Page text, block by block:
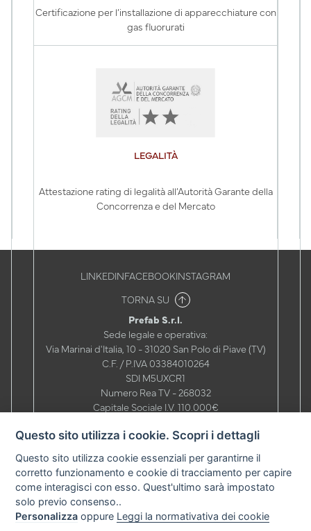
Certificazione per l’installazione di apparecchiature con
gas fluorurati
LEGALITÀ
Attestazione rating di legalità all’Autorità Garante della
Concorrenza e del Mercato
TORNA SU
Prefab S.r.l.
Sede legale e operativa:
Via Marinai d'Italia, 10 - 31020 San Polo di Piave (TV)
C.F. / P.IVA 03384010264
SDI M5UXCR1
Numero Rea TV - 268032
Capitale Sociale I.V. 110.000€
Mailinfo@prefabitaly.com|commerciale@prefabitaly.com
Orari Uffici:
08.00 - 12.00 / 13.30 - 17.00
Orari Carico / Scarico:
07.30 - 11.30 / 13.30 - 16.30
Questo sito utilizza i cookie. Scopri i dettagli
Questo sito utilizza cookie essenziali per garantirne il
corretto funzionamento e cookie di tracciamento per capire
come interagisci con esso. Quest'ultimo sarà impostato
solo previo consenso..
Personalizza oppure Leggi la normativativa dei cookie